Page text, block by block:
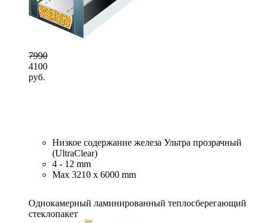
7990
4100
руб.
Низкое содержание железа Ультра прозрачный
(UltraClear)
4 - 12 mm
Max 3210 x 6000 mm
Однокамерный ламинированный теплосберегающий
стеклопакет